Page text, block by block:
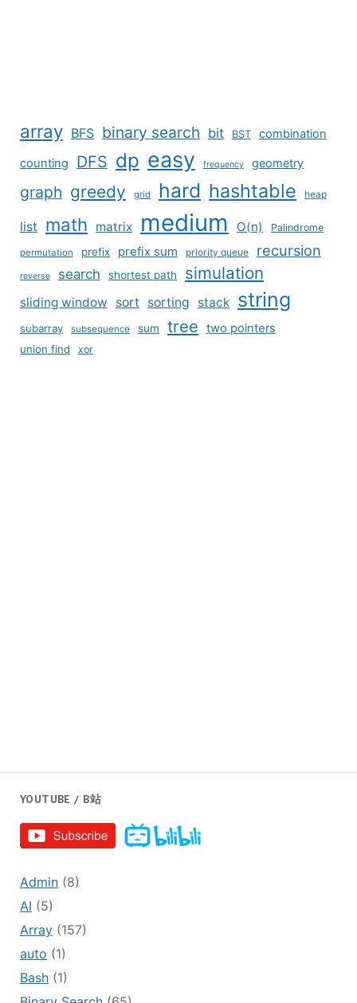
array BFS binary search bit BST combination
counting DFS dp easy frequency geometry
graph greedy grid hard hashtable heap
list math matrix medium O(n) Palindrome
permutation prefix prefix sum priority queue recursion
reverse search shortest path simulation
sliding window sort sorting stack string
subarray subsequence sum tree two pointers
union find xor
YOUTUBE / B站
Admin(8)
AI (5)
Array(157)
auto (1)
Bash(1)